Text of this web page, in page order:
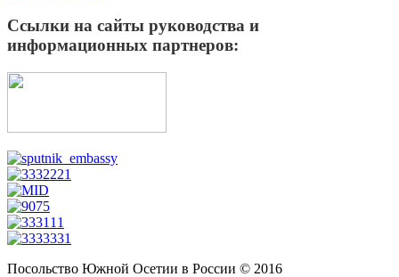
Ссылки на сайты руководства и
информационных партнеров:
Посольство Южной Осетии в России © 2016